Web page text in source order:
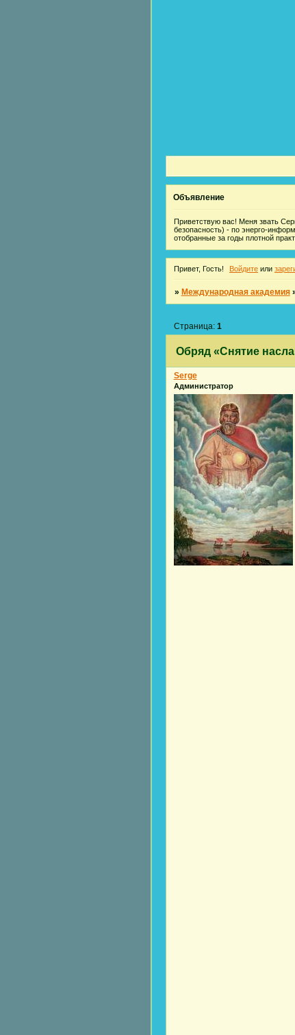
Объявление
Приветствую вас! Меня звать
безопасность) - по энерго-
отобранные за годы плотной
Привет, Гость! Войдите или
» Международная академия
Обряд «Снятие
Страница: 1
Serge
Администратор